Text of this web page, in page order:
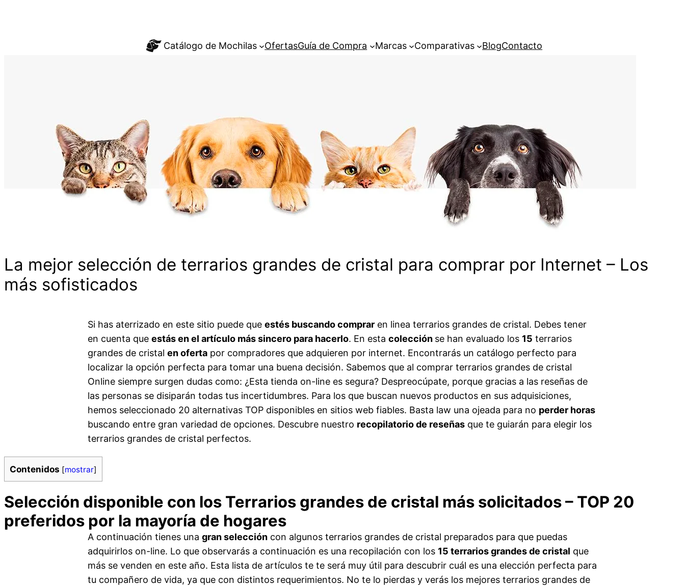
Catálogo de Mochilas OfertasGuía de Compra Marcas Comparativas BlogContacto
La mejor selección de terrarios grandes de cristal para comprar por Internet – Los
más sofisticados
Si has aterrizado en este sitio puede que estés buscando comprar en linea terrarios grandes de cristal. Debes tener
en cuenta que estás en el artículo más sincero para hacerlo. En esta colección se han evaluado los 15 terrarios
grandes de cristal en oferta por compradores que adquieren por internet. Encontrarás un catálogo perfecto para
localizar la opción perfecta para tomar una buena decisión. Sabemos que al comprar terrarios grandes de cristal
Online siempre surgen dudas como: ¿Esta tienda on-line es segura? Despreocúpate, porque gracias a las reseñas de
las personas se disiparán todas tus incertidumbres. Para los que buscan nuevos productos en sus adquisiciones,
hemos seleccionado 20 alternativas TOP disponibles en sitios web fiables. Basta law una ojeada para no perder horas
buscando entre gran variedad de opciones. Descubre nuestro recopilatorio de reseñas que te guiarán para elegir los
terrarios grandes de cristal perfectos.
Contenidos [mostrar]
Selección disponible con los Terrarios grandes de cristal más solicitados – TOP 20
preferidos por la mayoría de hogares
A continuación tienes una gran selección con algunos terrarios grandes de cristal preparados para que puedas
adquirirlos on-line. Lo que observarás a continuación es una recopilación con los 15 terrarios grandes de cristal que
más se venden en este año. Esta lista de artículos te te será muy útil para descubrir cuál es una elección perfecta para
tu compañero de vida, ya que con distintos requerimientos. No te lo pierdas y verás los mejores terrarios grandes de